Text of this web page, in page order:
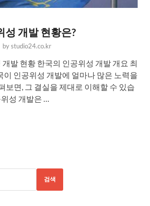
성 개발 현황은?
bystudio24.co.kr
발 현황 한국의 인공위성 개발 개요 최
이 인공위성 개발에 얼마나 많은 노력을
보면, 그 결실을 제대로 이해할 수 있습
성 개발은 …
검색